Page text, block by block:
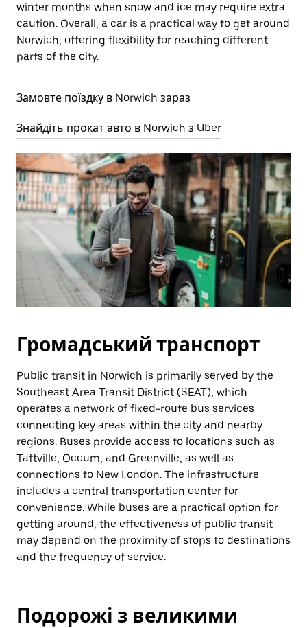
winter months when snow and ice may require extra
caution. Overall, a car is a practical way to get around
Norwich, offering flexibility for reaching different
parts of the city.
Замовте поїздку в Norwich зараз
Знайдіть прокат авто в Norwich з Uber
Громадський транспорт
Public transit in Norwich is primarily served by the
Southeast Area Transit District (SEAT), which
operates a network of fixed-route bus services
connecting key areas within the city and nearby
regions. Buses provide access to locations such as
Taftville, Occum, and Greenville, as well as
connections to New London. The infrastructure
includes a central transportation center for
convenience. While buses are a practical option for
getting around, the effectiveness of public transit
may depend on the proximity of stops to destinations
and the frequency of service.
Подорожі з великими